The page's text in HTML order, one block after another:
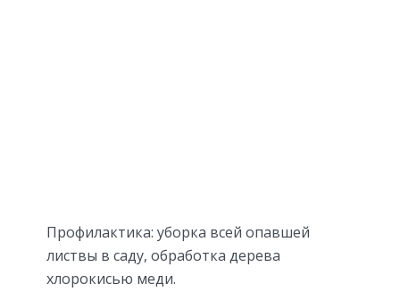
Профилактика: уборка всей опавшей
листвы в саду, обработка дерева
хлорокисью меди.